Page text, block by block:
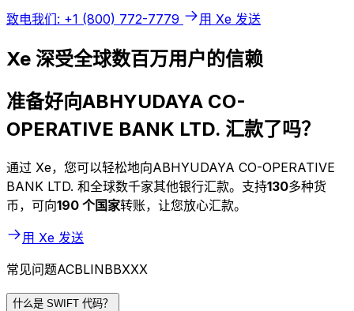
致电我们: +1 (800) 772-7779 用 Xe 发送
Xe 深受全球数百万用户的信赖
准备好向ABHYUDAYA CO-
OPERATIVE BANK LTD. 汇款了吗？
通过 Xe，您可以轻松地向ABHYUDAYA CO-OPERATIVE
BANK LTD. 和全球数千家其他银行汇款。支持130多种货
币，可向190 个国家转账，让您放心汇款。
用 Xe 发送
常见问题ACBLINBBXXX
什么是 SWIFT 代码？